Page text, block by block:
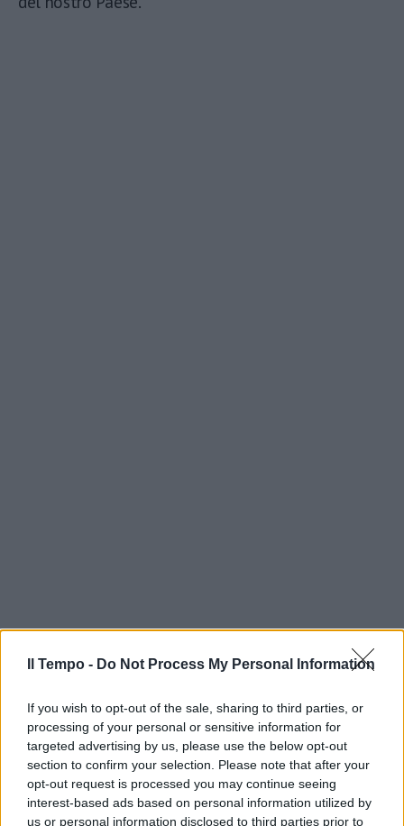
Il Tempo - Do Not Process My Personal Information
If you wish to opt-out of the sale, sharing to third parties, or
processing of your personal or sensitive information for
targeted advertising by us, please use the below opt-out
section to confirm your selection. Please note that after your
opt-out request is processed you may continue seeing
interest-based ads based on personal information utilized by
us or personal information disclosed to third parties prior to